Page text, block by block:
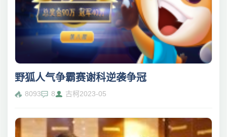
野狐人气争霸赛谢科逆袭争冠
8093 8 古柯2023-05